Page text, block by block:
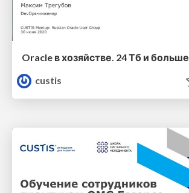
Oracle в хозяйстве. 24 Тб и больше
custis